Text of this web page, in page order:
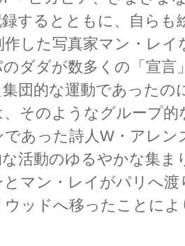
するとともに、自らも
した写真家マン・レイ
ダダが数多くの「宣言
団的な運動であったの
そのようなグループ的
あった詩人W・アレン
活動のゆるやかな集ま
マン・レイがパリへ渡
ッドへ移ったことに